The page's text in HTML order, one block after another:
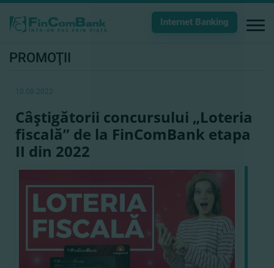
Internet Banking
PROMOŢII
10.08.2022
Câştigătorii concursului „Loteria
fiscală” de la FinComBank etapa
II din 2022